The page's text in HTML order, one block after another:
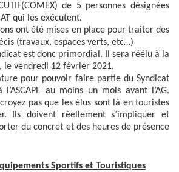
de 5 personnes désignées
qui les exécutent.
ont été mises en place pour traiter des
(travaux, espaces verts, etc…)
est donc primordial. Il sera réélu à la
le vendredi 12 février 2021.
pour pouvoir faire partie du Syndicat
au moins un mois avant l’AG.
pas que les élus sont là en touristes
Ils doivent réellement s’impliquer et
du concret et des heures de présence
Sportifs et Touristiques